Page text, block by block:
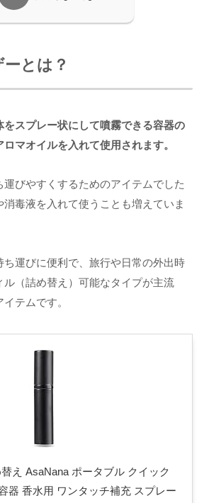
とは？
をスプレー状にして噴霧できる容器の
マオイルを入れて使用されます。
運びやすくするためのアイテムでした
毒液を入れて使うことも増えていま
運びに便利で、旅行や日常の外出時
ル（詰め替え）可能なタイプが主流
テムです。
え AsaNana ポータブル クイック
器 香水用 ワンタッチ補充 スプレー